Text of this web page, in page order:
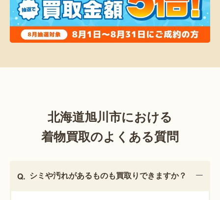
北海道旭川市における
着物買取のよくある質問
シミや汚れがあるものも買取りできますか？